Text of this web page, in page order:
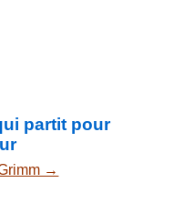
partit pour
→